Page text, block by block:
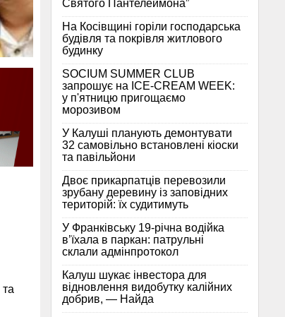
та
Святого Пантелеймона”
На Косівщині горіли господарська
будівля та покрівля житлового
будинку
SOCIUM SUMMER CLUB
запрошує на ICE-CREAM WEEK:
у п'ятницю пригощаємо
морозивом
У Калуші планують демонтувати
32 самовільно встановлені кіоски
та павільйони
Двоє прикарпатців перевозили
зрубану деревину із заповідних
територій: їх судитимуть
У Франківську 19-річна водійка
в’їхала в паркан: патрульні
склали адмінпротокол
Калуш шукає інвестора для
відновлення видобутку калійних
добрив, — Найда